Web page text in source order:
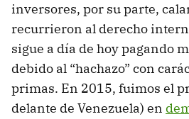
inversores, por su parte,
recurrieron al derecho
sigue a día de hoy pagando
debido al “hachazo” con
primas. En 2015, fuimos el
delante de Venezuela) en